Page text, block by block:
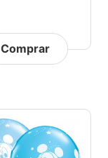
Comprar